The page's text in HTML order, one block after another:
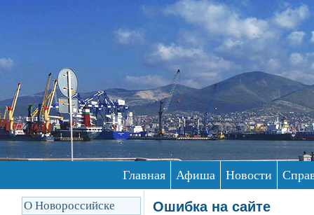
Главная Афиша Новости
О Новороссийске
Ошибка на сайте